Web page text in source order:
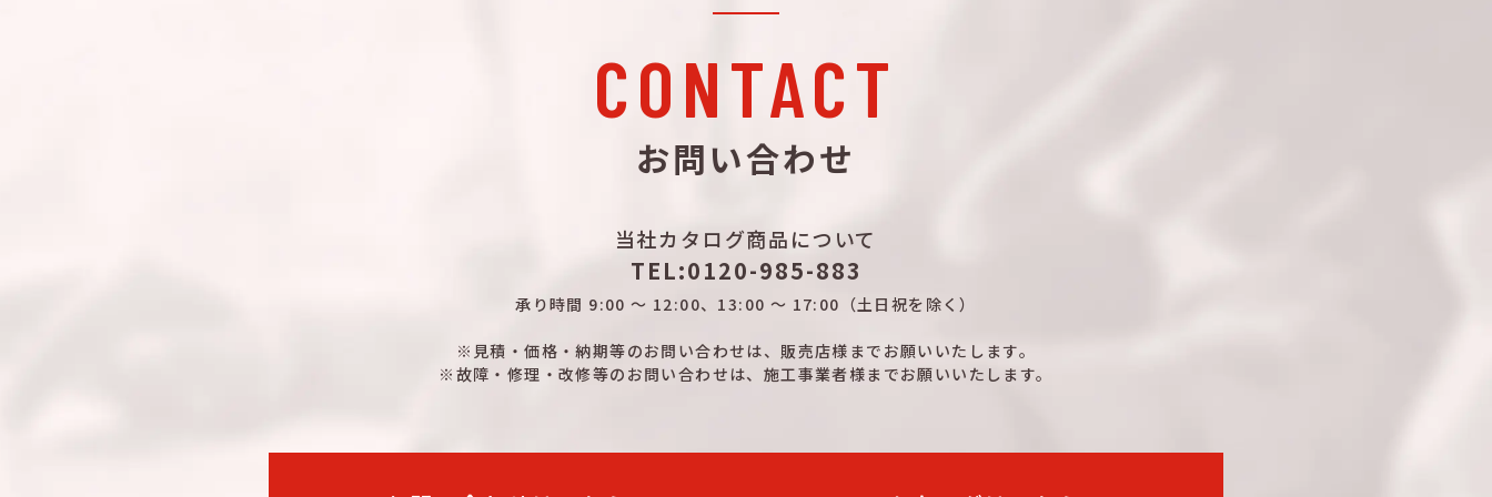
CONTACT
お問い合わせ
当社カタログ商品について
TEL:0120-985-883
承り時間 9:00 ～ 12:00、13:00 ～ 17:00 （土日祝を除く）
※見積・価格・納期等のお問い合わせは、 販売店様までお願いいたします。
※故障・修理・改修等のお問い合わせは、 施工事業者様までお願いいたします。